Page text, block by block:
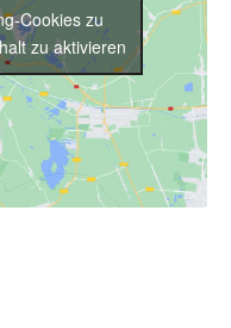
Cookies zu
zu aktivieren